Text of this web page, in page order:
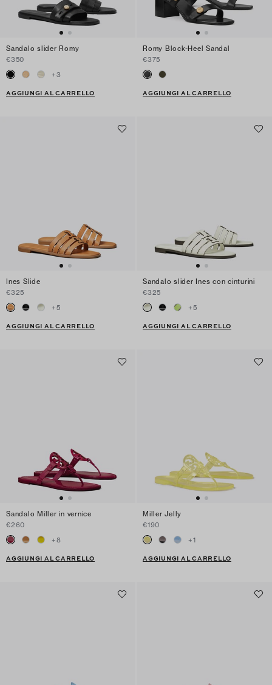
Sandalo slider Romy
€350
+3
AGGIUNGI AL CARRELLO
Romy Block-Heel Sandal
€375
AGGIUNGI AL CARRELLO
Ines Slide
€325
+5
AGGIUNGI AL CARRELLO
Sandalo slider Ines con cinturini
€325
+5
AGGIUNGI AL CARRELLO
Sandalo Miller in vernice
€260
+8
AGGIUNGI AL CARRELLO
Miller Jelly
€190
+1
AGGIUNGI AL CARRELLO